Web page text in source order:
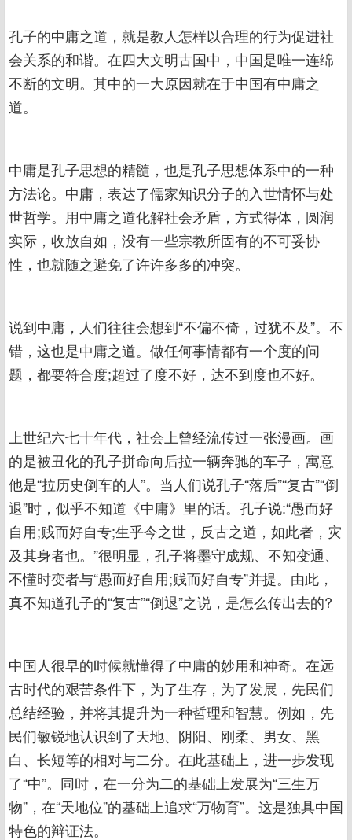
孔子的中庸之道，就是教人怎样以合理的行为促进社
会关系的和谐。在四大文明古国中，中国是唯一连绵
不断的文明。其中的一大原因就在于中国有中庸之
道。
中庸是孔子思想的精髓，也是孔子思想体系中的一种
方法论。中庸，表达了儒家知识分子的入世情怀与处
世哲学。用中庸之道化解社会矛盾，方式得体，圆润
实际，收放自如，没有一些宗教所固有的不可妥协
性，也就随之避免了许许多多的冲突。
说到中庸，人们往往会想到“不偏不倚，过犹不及”。不
错，这也是中庸之道。做任何事情都有一个度的问
题，都要符合度;超过了度不好，达不到度也不好。
上世纪六七十年代，社会上曾经流传过一张漫画。画
的是被丑化的孔子拼命向后拉一辆奔驰的车子，寓意
他是“拉历史倒车的人”。当人们说孔子“落后”“复古”“倒
退”时，似乎不知道《中庸》里的话。孔子说:“愚而好
自用;贱而好自专;生乎今之世，反古之道，如此者，灾
及其身者也。”很明显，孔子将墨守成规、不知变通、
不懂时变者与“愚而好自用;贱而好自专”并提。由此，
真不知道孔子的“复古”“倒退”之说，是怎么传出去的?
中国人很早的时候就懂得了中庸的妙用和神奇。在远
古时代的艰苦条件下，为了生存，为了发展，先民们
总结经验，并将其提升为一种哲理和智慧。例如，先
民们敏锐地认识到了天地、阴阳、刚柔、男女、黑
白、长短等的相对与二分。在此基础上，进一步发现
了“中”。同时，在一分为二的基础上发展为“三生万
物”，在“天地位”的基础上追求“万物育”。这是独具中国
特色的辩证法。